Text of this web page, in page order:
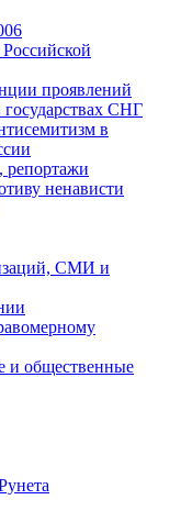
проявлений
государствах СНГ
в
репортажи
ненависти
СМИ и
и общественные